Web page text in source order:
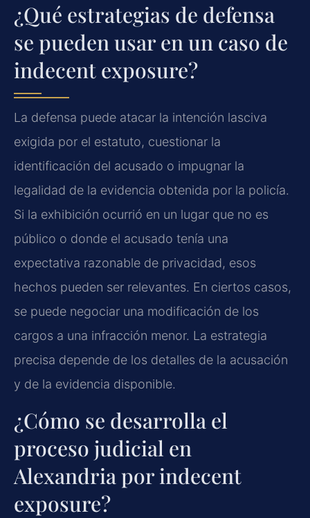
¿Qué estrategias de defensa
se pueden usar en un caso de
indecent exposure?
La defensa puede atacar la intención lasciva
exigida por el estatuto, cuestionar la
identificación del acusado o impugnar la
legalidad de la evidencia obtenida por la policía.
Si la exhibición ocurrió en un lugar que no es
público o donde el acusado tenía una
expectativa razonable de privacidad, esos
hechos pueden ser relevantes. En ciertos casos,
se puede negociar una modificación de los
cargos a una infracción menor. La estrategia
precisa depende de los detalles de la acusación
y de la evidencia disponible.
¿Cómo se desarrolla el
proceso judicial en
Alexandria por indecent
exposure?